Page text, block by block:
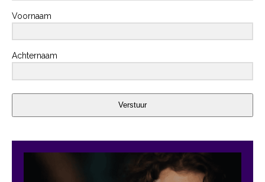
Voornaam
Achternaam
Verstuur